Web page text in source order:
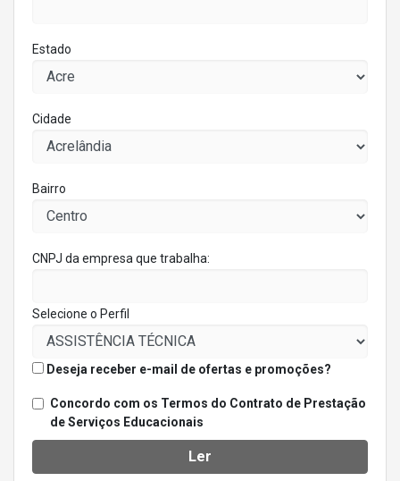
Estado
Cidade
Bairro
CNPJ da empresa que trabalha:
Selecione o Perfil
Deseja receber e-mail de ofertas e promoções?
Concordo com os Termos do Contrato de Prestação
de Serviços Educacionais
Ler